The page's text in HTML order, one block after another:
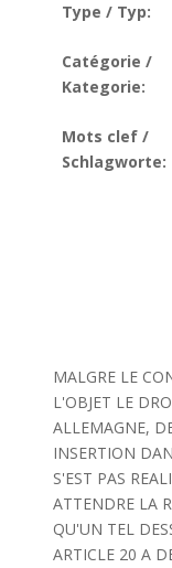
Type / Typ:
Catégorie /
Kategorie:
Mots clef /
Schlagworte:
MALGRE LE
L'OBJET LE
ALLEMAGNE,
INSERTION
S'EST PAS
ATTENDRE LA
QU'UN TEL
ARTICLE 20 A